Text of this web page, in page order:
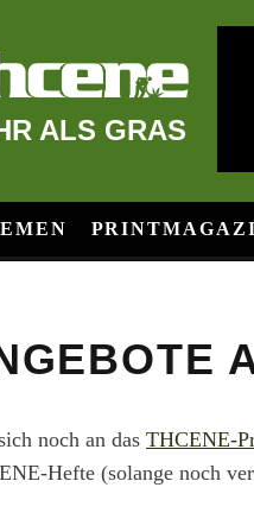
ALS GRAS
noch an das THCENE-
Hefte (solange noch